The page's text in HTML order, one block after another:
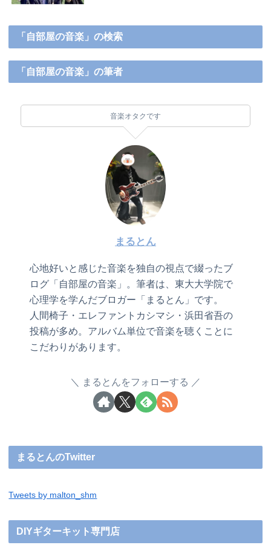
「自部屋の音楽」の検索
「自部屋の音楽」の筆者
音楽オタクです
まるとん
心地好いと感じた音楽を独自の視点で綴ったブ
ログ「自部屋の音楽」。筆者は、東大大学院で
心理学を学んだブロガー「まるとん」です。
人間椅子・エレファントカシマシ・浜田省吾の
投稿が多め。アルバム単位で音楽を聴くことに
こだわりがあります。
まるとんをフォローする
まるとんのTwitter
Tweets by malton_shm
DIYギターキット専門店